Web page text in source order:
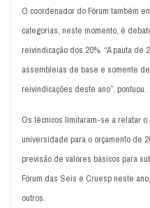
O coordenador do Fórum também
categorias, neste momento, é
reivindicação dos 20%. “A pauta de
assembleias de base e somente
reivindicações deste ano”, pontuou.
Os técnicos limitaram-se a relatar
universidade para o orçamento de
previsão de valores básicos para
Fórum das Seis e Cruesp neste
outros.